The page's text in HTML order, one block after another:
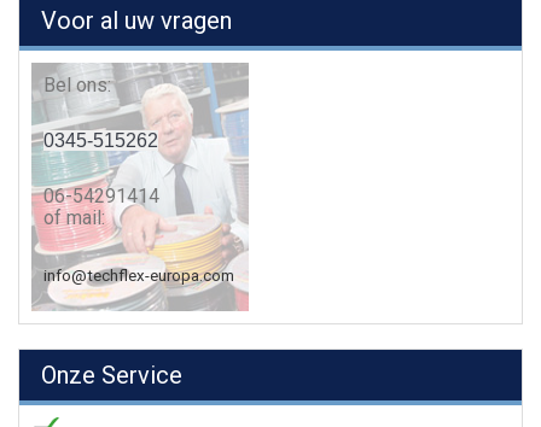
Voor al uw vragen
Bel ons:
0345-515262
06-54291414
of mail:
info@techflex-europa.com
Onze Service